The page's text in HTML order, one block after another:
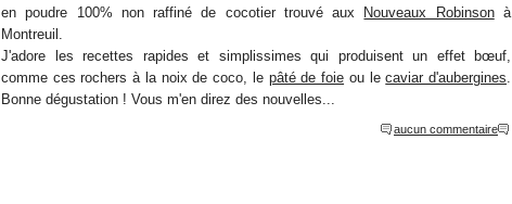
en poudre 100% non raffiné de cocotier trouvé aux
Nouveaux Robinsonà
Montreuil.
J'adore les recettes rapides et simplissimes qui produisent un effet bœuf,
comme ces rochers à la noix de coco, le pâté de foie ou lecaviar d'aubergines
Bonne dégustation ! Vous m'en direz des nouvelles...
aucun commentaire